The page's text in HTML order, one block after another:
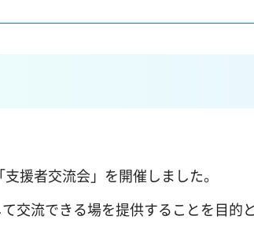
援者交流会」を開催しました。
交流できる場を提供することを目的